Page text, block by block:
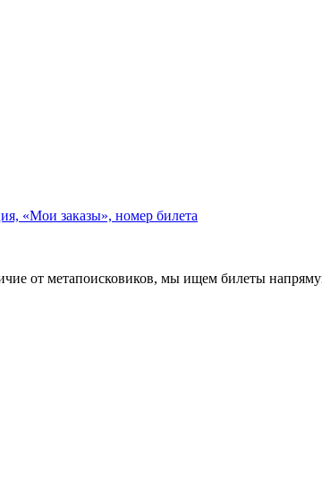
«Мои заказы», номер билета
от метапоисковиков, мы ищем билеты